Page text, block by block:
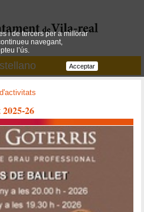
26
i de tercers per a millorar
navegant,
l’ús.
Acceptar